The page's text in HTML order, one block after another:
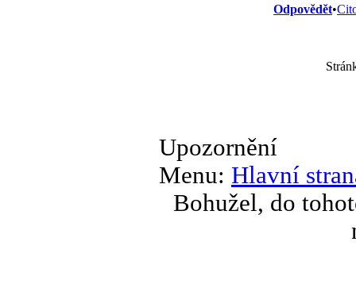
Odpovědět•
Upozornění
Menu: Hlavní
Bohužel, do